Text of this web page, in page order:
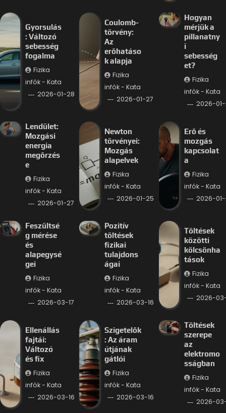
Gyorsulás
: Változó
sebesség
fogalma
Fizika
infók - Kata
2026-01-28
Coulomb-
törvény:
Az
erőhatáso
k alapja
Fizika
infók - Kata
2026-01-27
Hogyan
mérjük a
pillanatny
i
sebesség
et?
Fizika
infók - Kata
2026-
Lendület:
Mozgási
energia
megőrzés
e
Fizika
infók - Kata
2026-01-27
Newton
törvényei:
Mozgás
alapelvek
Fizika
infók - Kata
2026-01-25
Erő és
mozgás
kapcsolat
a
Fizika
infók - Kata
2026-
Feszültsé
g mérése
és
alapegysé
gei
Fizika
infók - Kata
2026-03-17
Pozitív
töltések
fizikai
tulajdons
ágai
Fizika
infók - Kata
2026-03-16
Töltések
közötti
kölcsönha
tások
Fizika
infók - Kata
2026-
Ellenállás
fajtái:
Változó
és fix
Fizika
infók - Kata
2026-03-16
Szigetelők
: Az áram
útjának
gátlói
Fizika
infók - Kata
2026-03-16
Töltések
szerepe
az
elektromo
sságban
Fizika
infók - Kata
2026-